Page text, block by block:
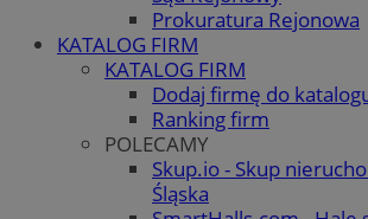
Prokuratura Rejonowa
KATALOG FIRM
KATALOG FIRM
Dodaj firmę do
Ranking firm
POLECAMY
Skup.io - Skup
Śląska